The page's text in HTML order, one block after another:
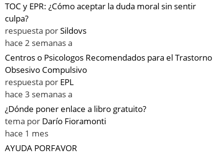
TOC y EPR: ¿Cómo aceptar la duda moral sin sentir
culpa?
respuesta porSildovs
hace 2 semanas a
Centros o Psicologos Recomendados para el Trastorno
Obsesivo Compulsivo
respuesta por EPL
hace 3 semanas a
¿Dónde poner enlace a libro gratuito?
tema por Darío Fioramonti
hace 1 mes
AYUDA PORFAVOR